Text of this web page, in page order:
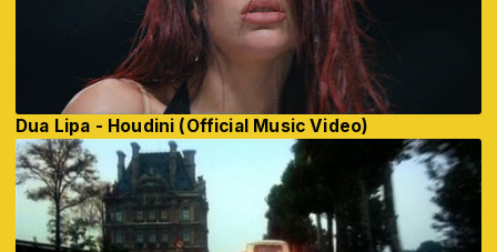
Dua Lipa - Houdini (Official Music Video)